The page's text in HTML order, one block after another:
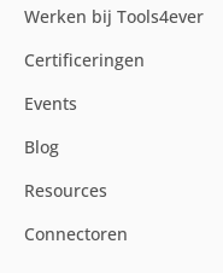
Werken bij Tools4ever
Certificeringen
Events
Blog
Resources
Connectoren